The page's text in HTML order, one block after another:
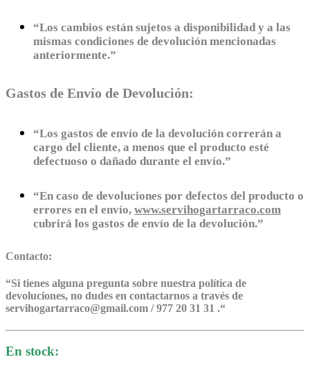
“Los cambios están sujetos a disponibilidad y a las
mismas condiciones de devolución mencionadas
anteriormente.”
Gastos de Envío de Devolución:
“Los gastos de envío de la devolución correrán a
cargo del cliente, a menos que el producto esté
defectuoso o dañado durante el envío.”
“En caso de devoluciones por defectos del producto o
errores en el envío, www.servihogartarraco.com
cubrirá los gastos de envío de la devolución.”
Contacto:
“Si tienes alguna pregunta sobre nuestra política de
devoluciones, no dudes en contactarnos a través de
servihogartarraco@gmail.com / 977 20 31 31 .“
En stock: